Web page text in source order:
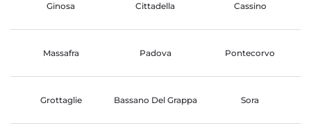
Ginosa Cittadella Cassino
Massafra Padova Pontecorvo
Grottaglie Bassano Del Grappa Sora